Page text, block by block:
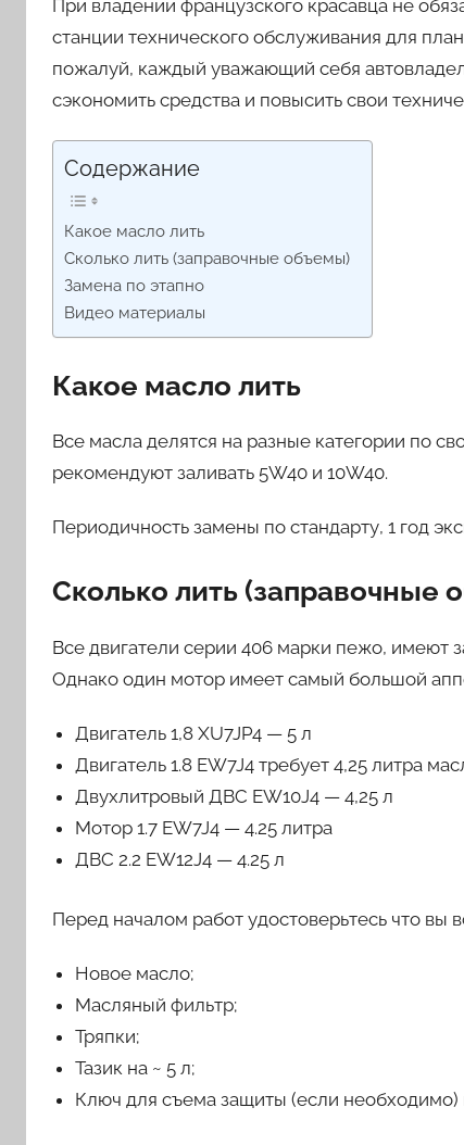
При владении французского красавца не
станции технического обслуживания для
пожалуй, каждый уважающий себя
сэкономить средства и повысить свои
Содержание
Какое масло лить
Сколько лить (заправочные объемы)
Замена по этапно
Видео материалы
Какое масло лить
Все масла делятся на разные категории по
рекомендуют заливать 5W40 и 10W40.
Периодичность замены по стандарту, 1 год
Сколько лить (заправочные
Все двигатели серии 406 марки пежо, имеют
Однако один мотор имеет самый большой
Двигатель 1,8 XU7JP4 — 5 л
Двигатель 1.8 EW7J4 требует 4,25 литра
Двухлитровый ДВС EW10J4 — 4,25 л
Мотор 1.7 EW7J4 — 4.25 литра
ДВС 2.2 EW12J4 — 4.25 л
Перед началом работ удостоверьтесь что вы
Новое масло;
Масляный фильтр;
Тряпки;
Тазик на ~ 5 л;
Ключ для съема защиты (если необходимо)